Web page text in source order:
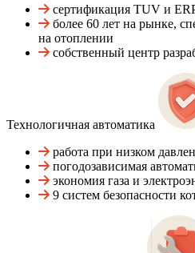
сертификация TUV и
более 60 лет на рынке,
на отоплении
собственный центр
Технологичная автоматика
работа при низком
погодозависимая
экономия газа и
9 систем безопасности